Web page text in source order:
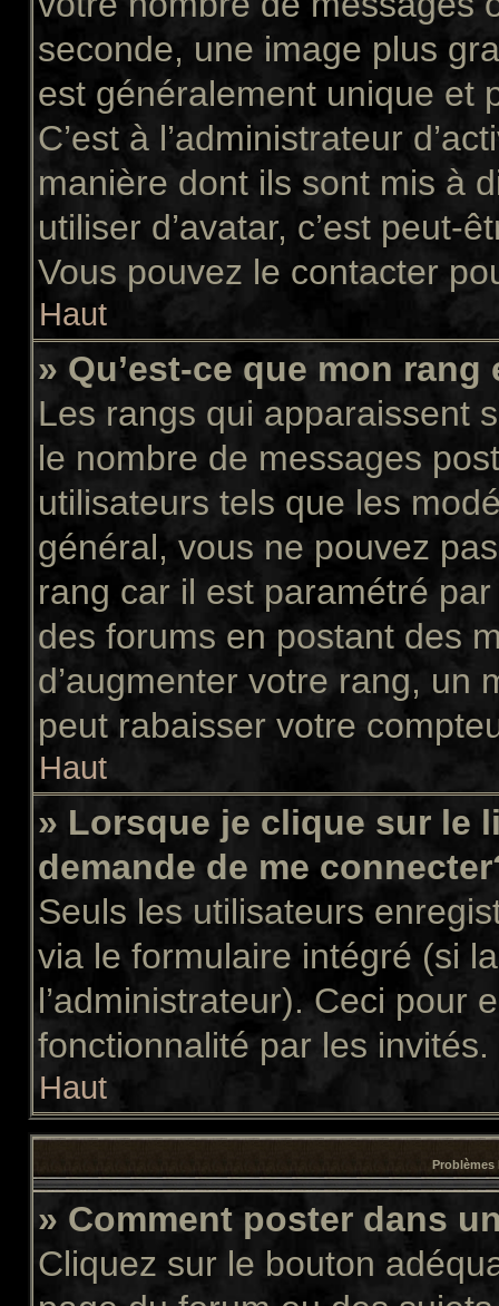
seconde, une image plus
est généralement unique et
C’est à l’administrateur
manière dont ils sont mis à
utiliser d’avatar, c’est peut-
Vous pouvez le contacter
Haut
» Qu’est-ce que mon
Les rangs qui apparaissent
le nombre de messages
utilisateurs tels que les
général, vous ne pouvez
rang car il est paramétré
des forums en postant des
d’augmenter votre rang, un
peut rabaisser votre
Haut
» Lorsque je clique sur le
demande de me
Seuls les utilisateurs
via le formulaire intégré (si
l’administrateur). Ceci pour
fonctionnalité par les invités.
Haut
Problèmes
» Comment poster dans
Cliquez sur le bouton